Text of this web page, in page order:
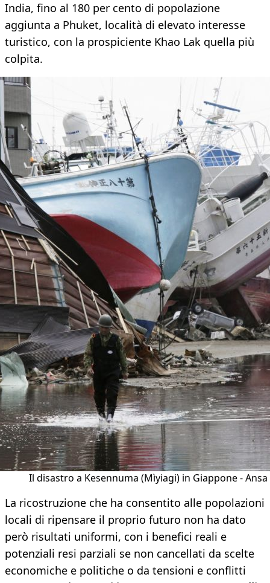
India, fino al 180 per cento di popolazione
aggiunta a Phuket, località di elevato interesse
turistico, con la prospiciente Khao Lak quella più
colpita.
Il disastro a Kesennuma (Mìyiagi) in Giappone - Ansa
La ricostruzione che ha consentito alle popolazioni
locali di ripensare il proprio futuro non ha dato
però risultati uniformi, con i benefici reali e
potenziali resi parziali se non cancellati da scelte
economiche e politiche o da tensioni e conflitti